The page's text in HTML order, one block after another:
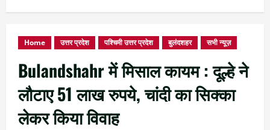
Home उत्तर प्रदेश पश्चिमी उत्तर प्रदेश बुलंदशहर सभी न्यूज़
Bulandshahr में मिसाल कायम : दूल्हे ने
लौटाए 51 लाख रुपये, चांदी का सिक्का
लेकर किया विवाह